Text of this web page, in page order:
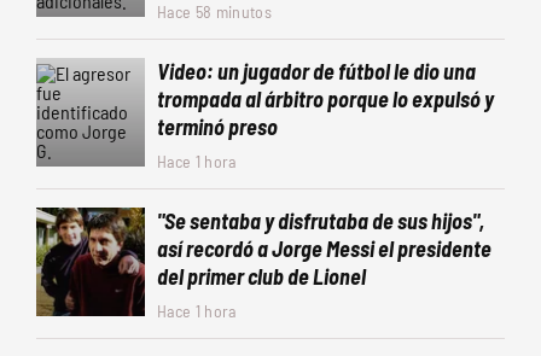
Hace 58 minutos
Video: un jugador de fútbol le dio una
trompada al árbitro porque lo expulsó y
terminó preso
Hace 1 hora
"Se sentaba y disfrutaba de sus hijos",
así recordó a Jorge Messi el presidente
del primer club de Lionel
Hace 1 hora